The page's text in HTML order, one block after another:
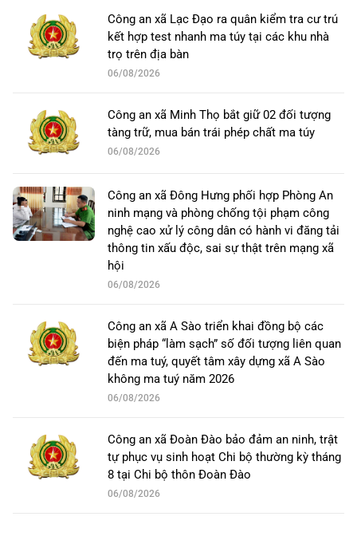
Công an xã Lạc Đạo ra quân kiểm tra cư trú
kết hợp test nhanh ma túy tại các khu nhà
trọ trên địa bàn
06/08/2026
Công an xã Minh Thọ bắt giữ 02 đối tượng
tàng trữ, mua bán trái phép chất ma túy
06/08/2026
Công an xã Đông Hưng phối hợp Phòng An
ninh mạng và phòng chống tội phạm công
nghệ cao xử lý công dân có hành vi đăng tải
thông tin xấu độc, sai sự thật trên mạng xã
hội
06/08/2026
Công an xã A Sào triển khai đồng bộ các
biện pháp “làm sạch” số đối tượng liên quan
đến ma tuý, quyết tâm xây dựng xã A Sào
không ma tuý năm 2026
06/08/2026
Công an xã Đoàn Đào bảo đảm an ninh, trật
tự phục vụ sinh hoạt Chi bộ thường kỳ tháng
8 tại Chi bộ thôn Đoàn Đào
06/08/2026